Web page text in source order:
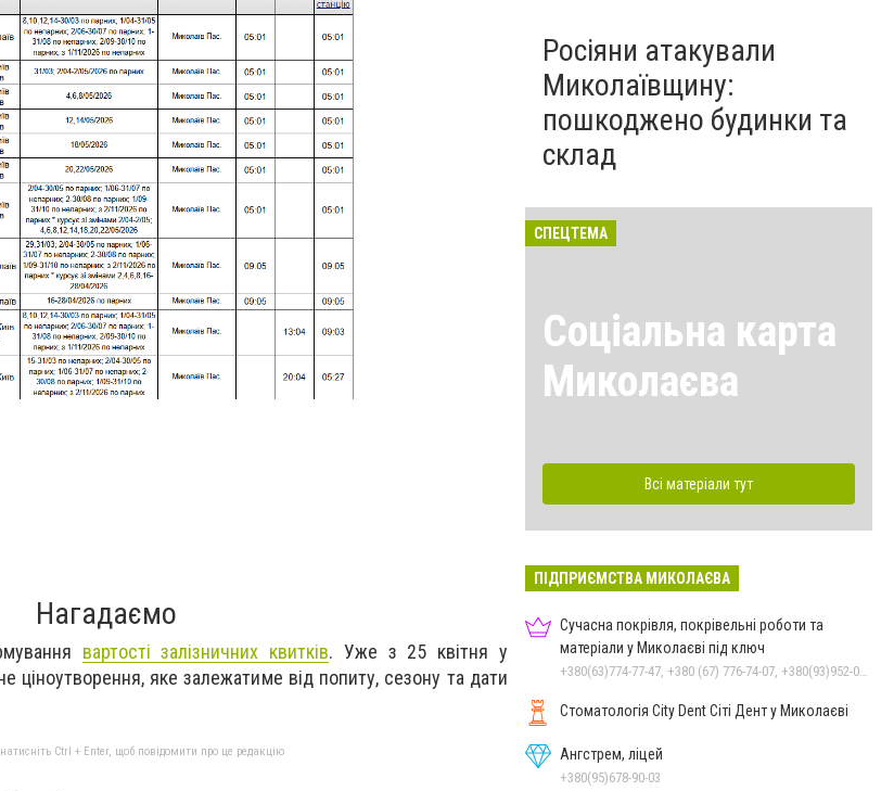
Розклад по станції Миколаїв Пас.
Нагадаємо
вартості залізничних квитків. Уже з 25 квітня у
ціноутворення, яке залежатиме від попиту, сезону та дати
Ctrl + Enter, щоб повідомити про це редакцію
Росіяни атакували
Миколаївщину:
пошкоджено будинки та
склад
СПЕЦТЕМА
Соціальна карта
Миколаєва
Всі матеріали тут
ПІДПРИЄМСТВА МИКОЛАЄВА
Сучасна покрівля, покрівельні роботи та
матеріали у Миколаєві під ключ
Стоматологія City Dent Сіті Дент у Миколаєві
Ангстрем, ліцей
+380(95)678-90-03